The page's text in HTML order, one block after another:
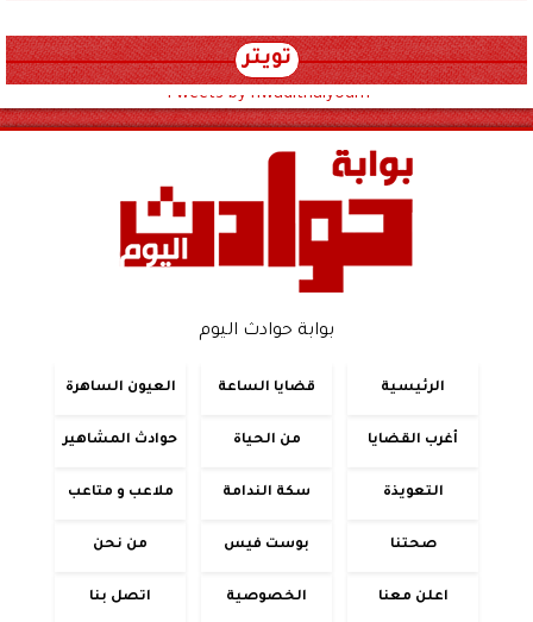
تويتر
Tweets by hwadithalyoum
بوابة حوادث اليوم
الرئيسية قضايا الساعة العيون الساهرة
أغرب القضايا من الحياة حوادث المشاهير
التعويذة سكة الندامة ملاعب و متاعب
صحتنا بوست فيس من نحن
اعلن معنا الخصوصية اتصل بنا